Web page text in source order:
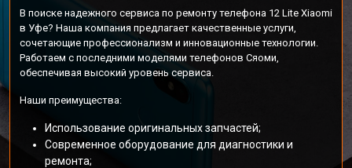
В поиске надежного сервиса по ремонту телефона 12 Lite Xiaomi
в Уфе? Наша компания предлагает качественные услуги,
сочетающие профессионализм и инновационные технологии.
Работаем с последними моделями телефонов Сяоми,
обеспечивая высокий уровень сервиса.
Наши преимущества:
Использование оригинальных запчастей;
Современное оборудование для диагностики и
ремонта;